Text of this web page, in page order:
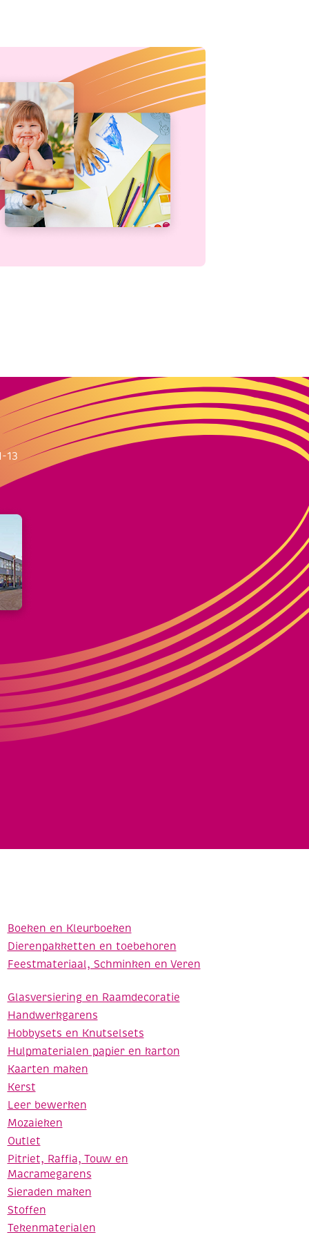
13
Boeken en Kleurboeken
Dierenpakketten en toebehoren
Feestmateriaal, Schminken en Veren
Glasversiering en Raamdecoratie
Handwerkgarens
Hobbysets en Knutselsets
Hulpmaterialen papier en karton
Kaarten maken
Kerst
Leer bewerken
Mozaieken
Outlet
Pitriet, Raffia, Touw en
Macramegarens
Sieraden maken
Stoffen
Tekenmaterialen